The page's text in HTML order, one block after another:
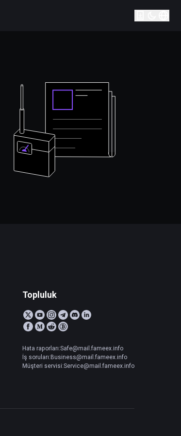
Topluluk
Hata raporları:Safe@mail.fameex.info
İş soruları:Business@mail.fameex.info
Müşteri servisi:Service@mail.fameex.info